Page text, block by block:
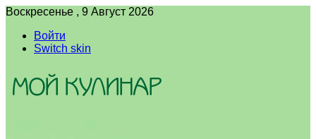
Воскресенье , 9 Август 2026
Войти
Switch skin